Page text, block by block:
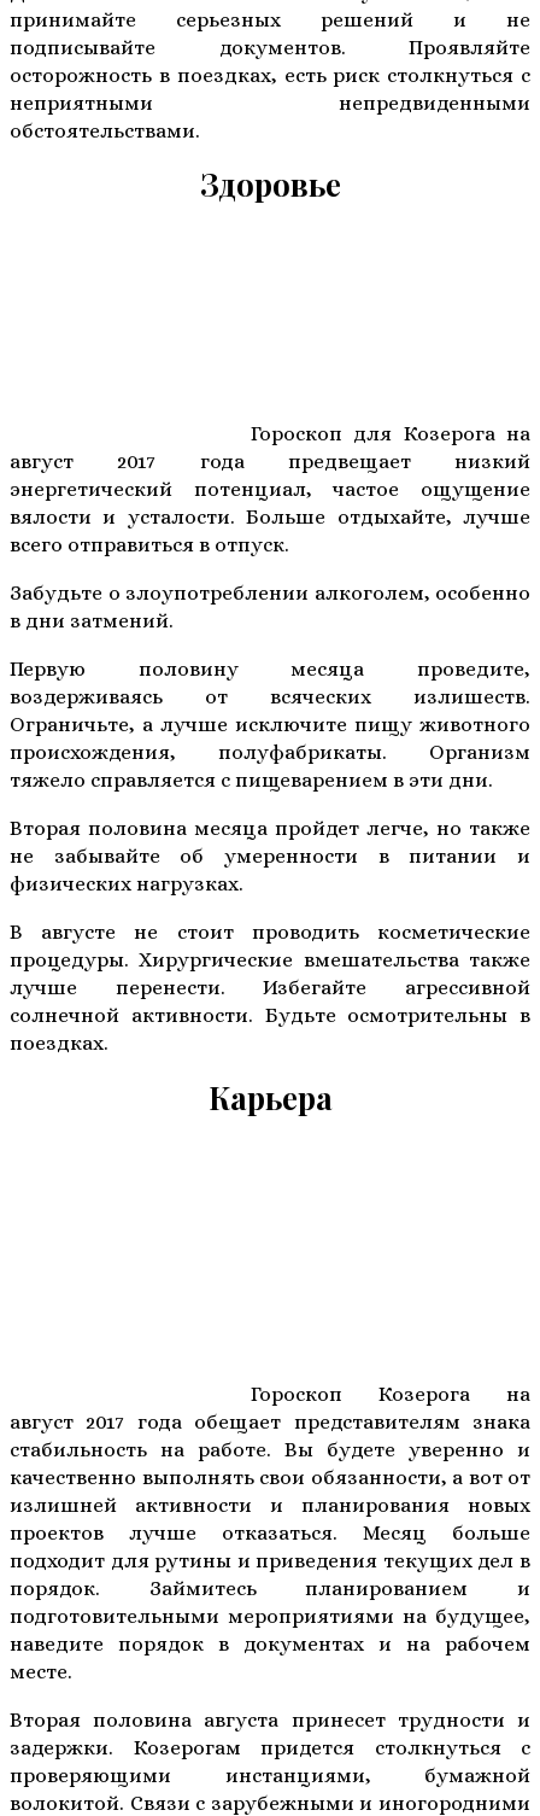
принимайте серьезных решений и не
подписывайте документов. Проявляйте
осторожность в поездках, есть риск столкнуться с
неприятными непредвиденными
обстоятельствами.
Здоровье
Гороскоп для Козерога на
август 2017 года предвещает низкий
энергетический потенциал, частое ощущение
вялости и усталости. Больше отдыхайте, лучше
всего отправиться в отпуск.
Забудьте о злоупотреблении алкоголем, особенно
в дни затмений.
Первую половину месяца проведите,
воздерживаясь от всяческих излишеств.
Ограничьте, а лучше исключите пищу животного
происхождения, полуфабрикаты. Организм
тяжело справляется с пищеварением в эти дни.
Вторая половина месяца пройдет легче, но также
не забывайте об умеренности в питании и
физических нагрузках.
В августе не стоит проводить косметические
процедуры. Хирургические вмешательства также
лучше перенести. Избегайте агрессивной
солнечной активности. Будьте осмотрительны в
поездках.
Карьера
Гороскоп Козерога на
август 2017 года обещает представителям знака
стабильность на работе. Вы будете уверенно и
качественно выполнять свои обязанности, а вот от
излишней активности и планирования новых
проектов лучше отказаться. Месяц больше
подходит для рутины и приведения текущих дел в
порядок. Займитесь планированием и
подготовительными мероприятиями на будущее,
наведите порядок в документах и на рабочем
месте.
Вторая половина августа принесет трудности и
задержки. Козерогам придется столкнуться с
проверяющими инстанциями, бумажной
волокитой. Связи с зарубежными и иногородними